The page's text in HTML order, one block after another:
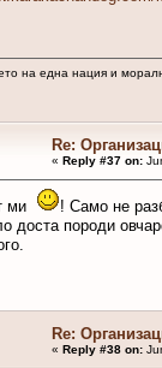
на една нация и
Re:
« Reply #37 on:
ми
! Само не
доста породи
Re:
« Reply #38 on: